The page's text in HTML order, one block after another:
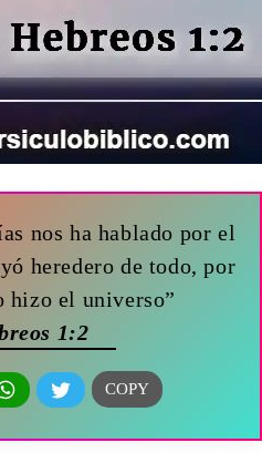
nos ha hablado por el
heredero de todo, por
hizo el universo”
1:2